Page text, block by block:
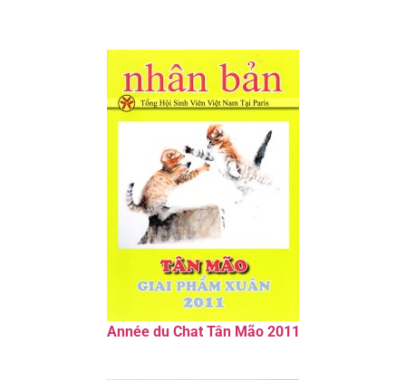
Année du Chat Tân Mão 2011